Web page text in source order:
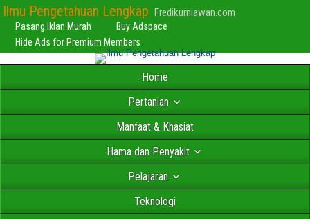
Ilmu Pengetahuan Lengkap Fredikurniawan.com
Pasang Iklan Murah
Buy Adspace
Hide Ads for Premium Members
Home
Pertanian
Manfaat & Khasiat
Hama dan Penyakit
Pelajaran
Teknologi